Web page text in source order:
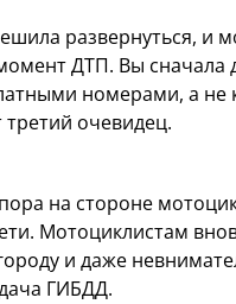
развернуться, и
ДТП. Вы сначала
номерами, а не
очевидец.
на стороне
Мотоциклистам
и даже
ГИБДД.